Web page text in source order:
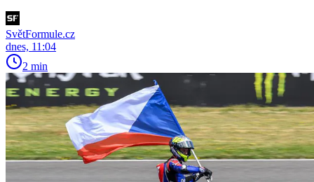
SvětFormule.cz
dnes, 11:04
2 min